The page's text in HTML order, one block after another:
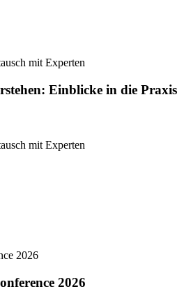
mit Experten
Einblicke in die Praxis
mit Experten
2026
2026